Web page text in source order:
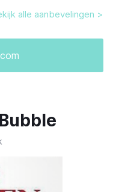
alle aanbevelingen >